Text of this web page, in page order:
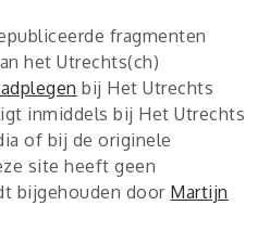
fragmenten
het Utrechts(ch)
bij Het Utrechts
inmiddels bij Het Utrechts
of bij de originele
site heeft geen
bijgehouden door Martijn